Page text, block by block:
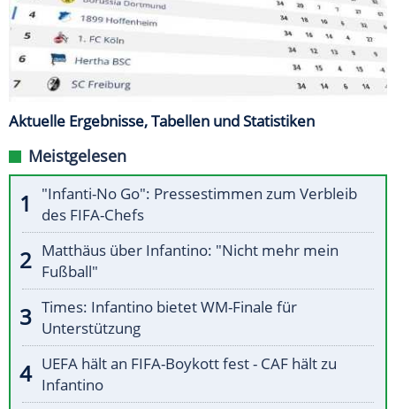
Aktuelle Ergebnisse, Tabellen und Statistiken
Meistgelesen
"Infanti-No Go": Pressestimmen zum Verbleib
des FIFA-Chefs
Matthäus über Infantino: "Nicht mehr mein
Fußball"
Times: Infantino bietet WM-Finale für
Unterstützung
UEFA hält an FIFA-Boykott fest - CAF hält zu
Infantino